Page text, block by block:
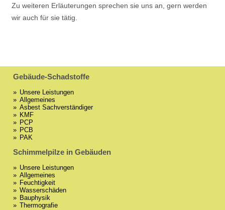
Zu weiteren Erläuterungen sprechen sie uns an, gern werden
wir auch für sie tätig.
Gebäude-Schadstoffe
Unsere Leistungen
Allgemeines
Asbest Sachverständiger
KMF
PCP
PCB
PAK
Schimmelpilze in Gebäuden
Unsere Leistungen
Allgemeines
Feuchtigkeit
Wasserschäden
Bauphysik
Thermografie